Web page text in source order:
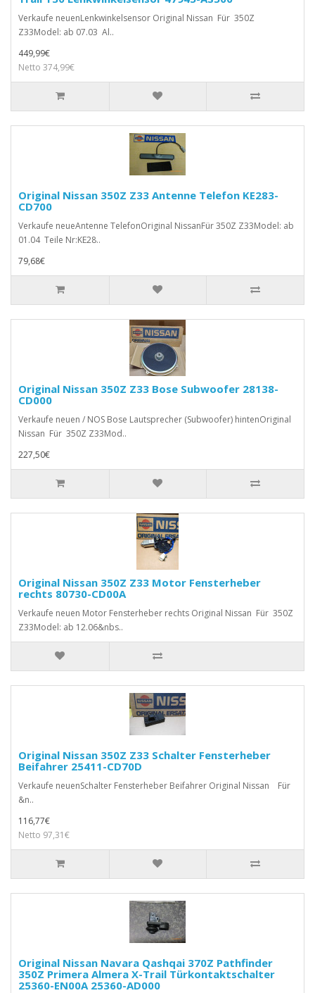
Verkaufe neuenLenkwinkelsensor Original Nissan Für 350Z
Z33Model: ab 07.03 Al..
449,99€
Netto 374,99€
Original Nissan 350Z Z33 Antenne Telefon KE283-
CD700
Verkaufe neueAntenne TelefonOriginal NissanFür 350Z Z33Model: ab
01.04 Teile Nr:KE28..
79,68€
Original Nissan 350Z Z33 Bose Subwoofer 28138-
CD000
Verkaufe neuen / NOS Bose Lautsprecher (Subwoofer) hintenOriginal
Nissan Für 350Z Z33Mod..
227,50€
Original Nissan 350Z Z33 Motor Fensterheber
rechts 80730-CD00A
Verkaufe neuen Motor Fensterheber rechts Original Nissan Für 350Z
Z33Model: ab 12.06&nbs..
Original Nissan 350Z Z33 Schalter Fensterheber
Beifahrer 25411-CD70D
Verkaufe neuenSchalter Fensterheber Beifahrer Original Nissan Für
&n..
116,77€
Netto 97,31€
Original Nissan Navara Qashqai 370Z Pathfinder
350Z Primera Almera X-Trail Türkontaktschalter
25360-EN00A 25360-AD000